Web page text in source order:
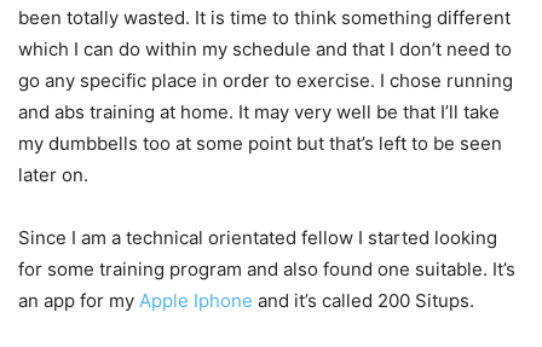
been totally wasted. It is time to think something different
which I can do within my schedule and that I don’t need to
go any specific place in order to exercise. I chose running
and abs training at home. It may very well be that I’ll take
my dumbbells too at some point but that’s left to be seen
later on.
Since I am a technical orientated fellow I started looking
for some training program and also found one suitable. It’s
an app for my Apple Iphone and it’s called 200 Situps.